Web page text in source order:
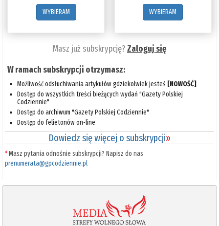
WYBIERAM
WYBIERAM
Masz już subskrypcję?Zaloguj się
W ramach subskrypcji otrzymasz:
Możliwość odsłuchiwania artykułów gdziekolwiek jesteś [NOWOŚĆ]
Dostęp do wszystkich treści bieżących wydań "Gazety Polskiej
Codziennie"
Dostęp do archiwum "Gazety Polskiej Codziennie"
Dostęp do felietonów on-line
Dowiedz się więcej o subskrypcji»
*Masz pytania odnośnie subskrypcji? Napisz do nas
prenumerata@gpcodziennie.pl